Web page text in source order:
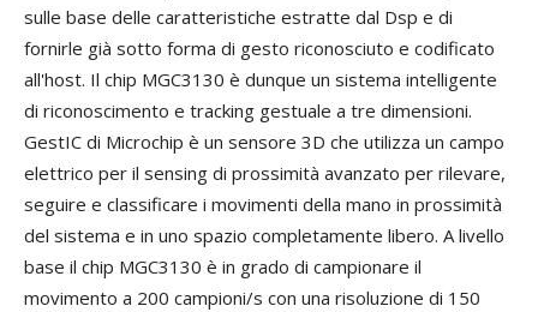
sulle base delle caratteristiche estratte dal Dsp e di
fornirle già sotto forma di gesto riconosciuto e codificato
all'host. Il chip MGC3130 è dunque un sistema intelligente
di riconoscimento e tracking gestuale a tre dimensioni.
GestIC di Microchip è un sensore 3D che utilizza un campo
elettrico per il sensing di prossimità avanzato per rilevare,
seguire e classificare i movimenti della mano in prossimità
del sistema e in uno spazio completamente libero. A livello
base il chip MGC3130 è in grado di campionare il
movimento a 200 campioni/s con una risoluzione di 150